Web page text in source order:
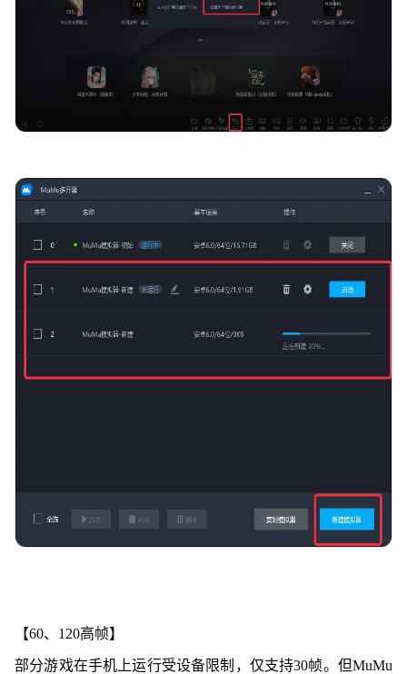
【60、120高帧】
部分游戏在手机上运行受设备限制，仅支持30帧。但MuMu